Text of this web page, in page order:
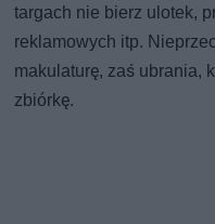
targach nie bierz ulotek,
reklamowych itp.
makulaturę, zaś ubrania,
zbiórkę.